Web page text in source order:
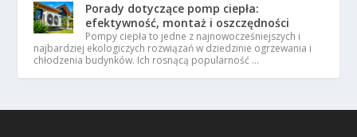
Porady dotyczące pomp ciepła:
efektywność, montaż i oszczędności
Pompy ciepła to jedne z najnowocześniejszych i
najbardziej ekologiczych rozwiązań w dziedzinie ogrzewania i
chłodzenia budynków. Ich rosnącą popularność …